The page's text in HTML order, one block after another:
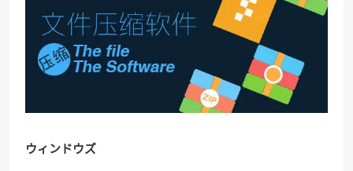
ウィンドウズ